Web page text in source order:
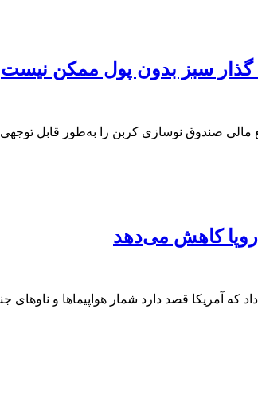
مالی صندوق نوسازی کربن را به‌طور قابل
اروپا کاهش می‌دهد
که آمریکا قصد دارد شمار هواپیماها و